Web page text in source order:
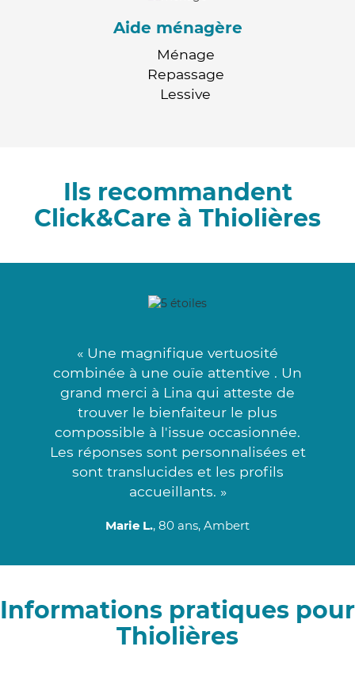
Aide ménagère
Ménage
Repassage
Lessive
Ils recommandent
Click&Care à Thiolières
« Une magnifique vertuosité
combinée à une ouïe attentive . Un
grand merci à Lina qui atteste de
trouver le bienfaiteur le plus
compossible à l'issue occasionnée.
Les réponses sont personnalisées et
sont translucides et les profils
accueillants. »
Marie L., 80 ans, Ambert
Informations pratiques pour
Thiolières